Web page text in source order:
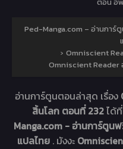
Ped-Manga.com – อ่านการ์
› Omniscient
Omniscient Reader
อ่านการ์ตูนตอนล่าสุด เรื่อง
สิ้นโลก ตอนที่ 232ได้
Manga.com - อ่านการ์ตูน
แปลไทย . มังงะ